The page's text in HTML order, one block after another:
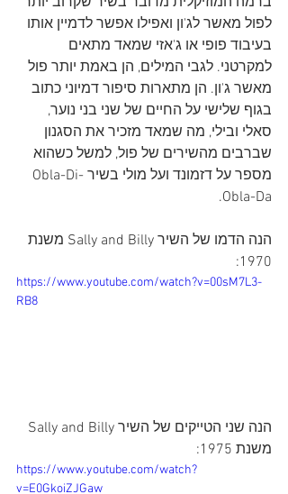
לפול מאשר לג'ון ואפילו אפשר לדמיין אותו
בעיבוד פופי או ג'אזי שמאד מתאים
למקרטני. לגבי המילים, הן באמת יותר פול
מאשר ג'ון. הן מתארות סיפור דמיוני כתוב
בגוף שלישי על החיים של שני בני נוער,
סאלי ובילי, מה שמאד מזכיר את הסגנון
שברבים מהשירים של פול, למשל כשהוא
מספר על דזמונד ועל מולי בשיר Obla-Di-
Obla-Da.
הנה הדמו של השיר Sally and Billy משנת
1970:
https://www.youtube.com/watch?v=00sM7L3-
RB8
משנת 1975:
https://www.youtube.com/watch?
v=E0GkoiZJGaw